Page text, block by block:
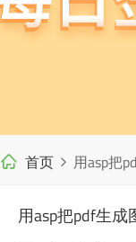
首页 用asp把
用asp把pdf生成